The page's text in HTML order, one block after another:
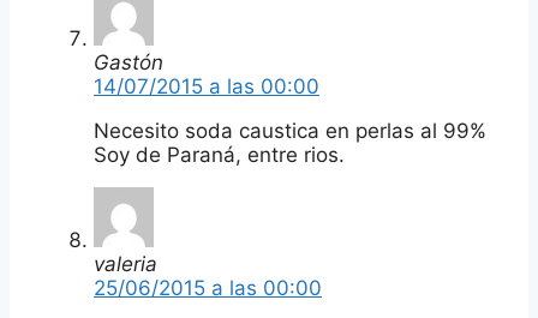
Gastón
14/07/2015 a las 00:00
Necesito soda caustica en perlas al 99%
Soy de Paraná, entre rios.
valeria
25/06/2015 a las 00:00